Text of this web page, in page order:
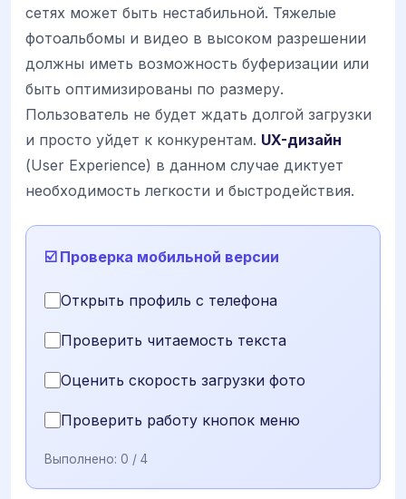
сетях может быть нестабильной. Тяжелые
фотоальбомы и видео в высоком разрешении
должны иметь возможность буферизации или
быть оптимизированы по размеру.
Пользователь не будет ждать долгой загрузки
и просто уйдет к конкурентам. UX-дизайн
(User Experience) в данном случае диктует
необходимость легкости и быстродействия.
☑️ Проверка мобильной версии
Открыть профиль с телефона
Проверить читаемость текста
Оценить скорость загрузки фото
Проверить работу кнопок меню
Выполнено: 0 / 4